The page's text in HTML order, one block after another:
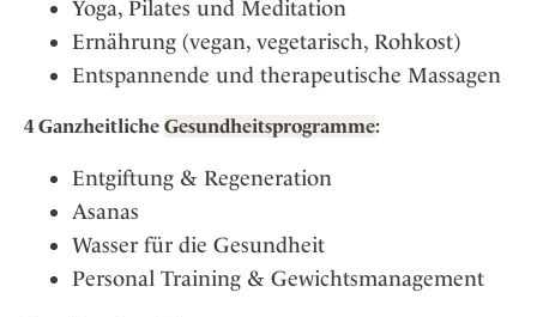
Yoga, Pilates und Meditation
Ernährung (vegan, vegetarisch, Rohkost)
Entspannende und therapeutische Massagen
4 Ganzheitliche Gesundheitsprogramme:
Entgiftung & Regeneration
Asanas
Wasser für die Gesundheit
Personal Training & Gewichtsmanagement